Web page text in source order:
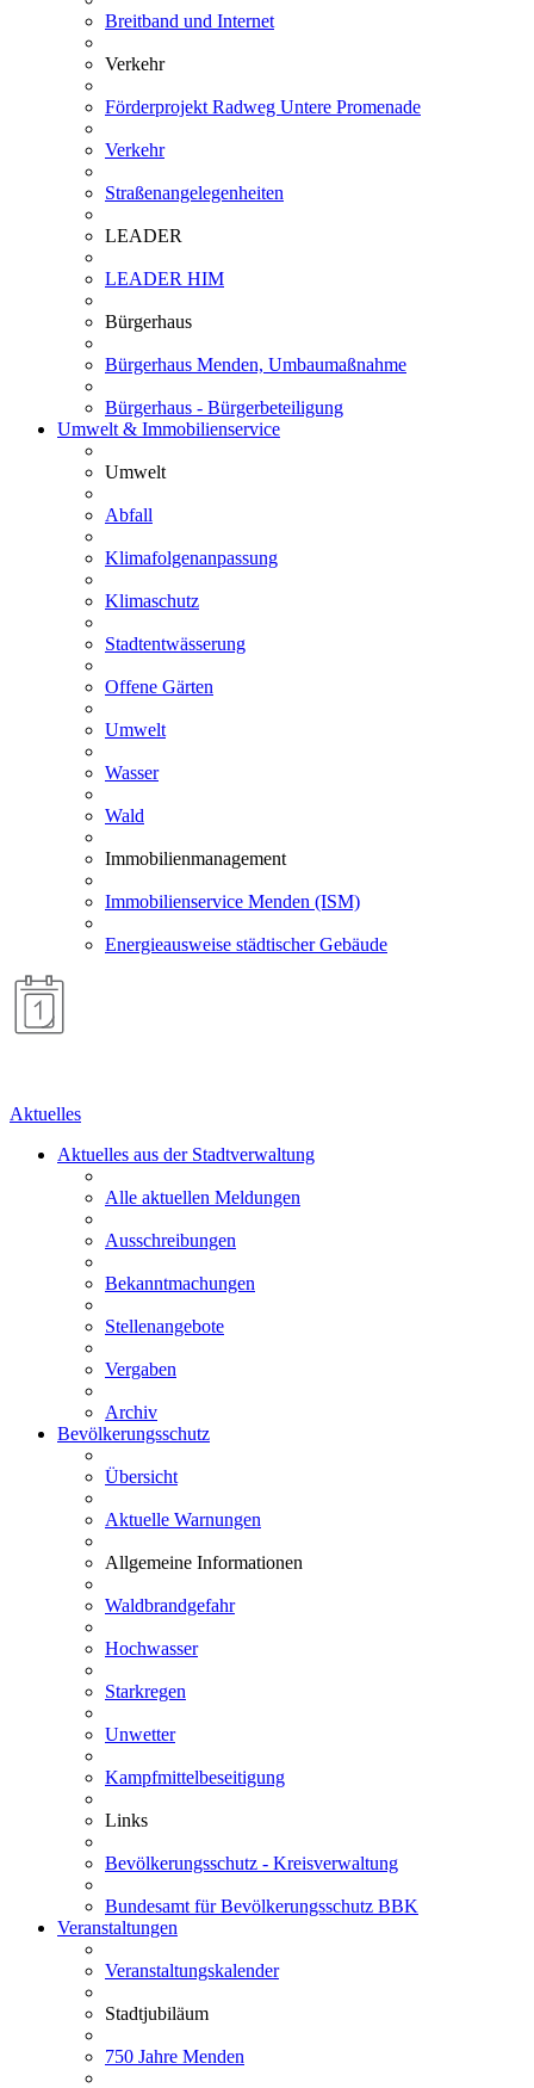
Breitband und Internet
Verkehr
Förderprojekt Radweg Untere Promenade
Verkehr
Straßenangelegenheiten
LEADER
LEADER HIM
Bürgerhaus
Bürgerhaus Menden, Umbaumaßnahme
Bürgerhaus - Bürgerbeteiligung
Umwelt & Immobilienservice
Umwelt
Abfall
Klimafolgenanpassung
Klimaschutz
Stadtentwässerung
Offene Gärten
Umwelt
Wasser
Wald
Immobilienmanagement
Immobilienservice Menden (ISM)
Energieausweise städtischer Gebäude
Aktuelles
Aktuelles aus der Stadtverwaltung
Alle aktuellen Meldungen
Ausschreibungen
Bekanntmachungen
Stellenangebote
Vergaben
Archiv
Bevölkerungsschutz
Übersicht
Aktuelle Warnungen
Allgemeine Informationen
Waldbrandgefahr
Hochwasser
Starkregen
Unwetter
Kampfmittelbeseitigung
Links
Bevölkerungsschutz - Kreisverwaltung
Bundesamt für Bevölkerungsschutz BBK
Veranstaltungen
Veranstaltungskalender
Stadtjubiläum
750 Jahre Menden